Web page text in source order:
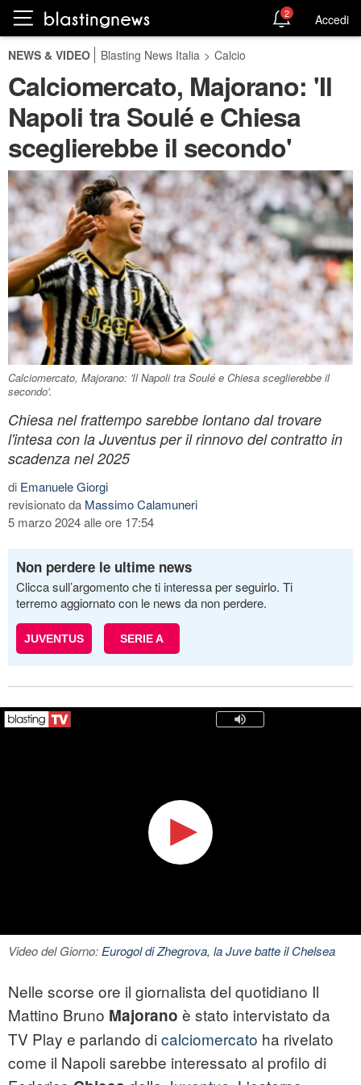
2 Accedi
NEWS & VIDEO Blasting News Italia > Calcio
Calciomercato, Majorano: 'Il
Napoli tra Soulé e Chiesa
sceglierebbe il secondo'
Calciomercato, Majorano: 'Il Napoli tra Soulé e Chiesa sceglierebbe il
secondo'.
Chiesa nel frattempo sarebbe lontano dal trovare
l'intesa con la Juventus per il rinnovo del contratto in
scadenza nel 2025
di Emanuele Giorgi
revisionato da Massimo Calamuneri
5 marzo 2024 alle ore 17:54
Non perdere le ultime news
Clicca sull’argomento che ti interessa per seguirlo. Ti
terremo aggiornato con le news da non perdere.
JUVENTUS SERIE A
Video del Giorno:Eurogol di Zhegrova, la Juve batte il Chelsea
Nelle scorse ore il giornalista del quotidiano Il
Mattino Bruno Majorano è stato intervistato da
TV Play e parlando di calciomercato ha rivelato
come il Napoli sarebbe interessato al profilo di